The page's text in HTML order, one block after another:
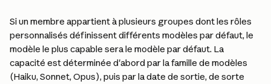
Si un membre appartient à plusieurs groupes dont les rôles
personnalisés définissent différents modèles par défaut, le
modèle le plus capable sera le modèle par défaut. La
capacité est déterminée d'abord par la famille de modèles
(Haiku, Sonnet, Opus), puis par la date de sortie, de sorte